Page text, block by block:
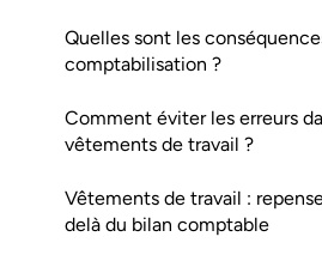
Quelles sont les
comptabilisation ?
Comment éviter les erreurs
vêtements de travail ?
Vêtements de travail :
delà du bilan comptable